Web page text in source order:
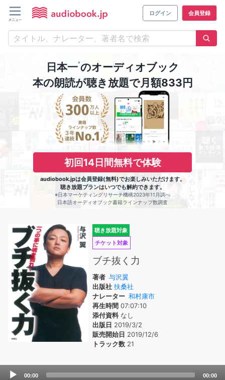
ログイン 会員登録
日本一※のオーディオブック
本の朗読が聴き放題で月額833円
初回14日間無料で体験
audiobook.jpは会員登録(無料)でお楽しみいただけます。
聴き放題プランはいつでも解約できます。
※日本マーケティングリサーチ機構2023年11月調べ
日本語オーディオブック書籍ラインナップ数調査
聴き放題対象
チケット対象
ブチ抜く力
著者 与沢翼
出版社 扶桑社
ナレーター 和村康市
再生時間 07:07:10
添付資料なし
出版日 2019/3/2
販売開始日 2019/12/6
トラック数 21
Audio
00:00 00:00